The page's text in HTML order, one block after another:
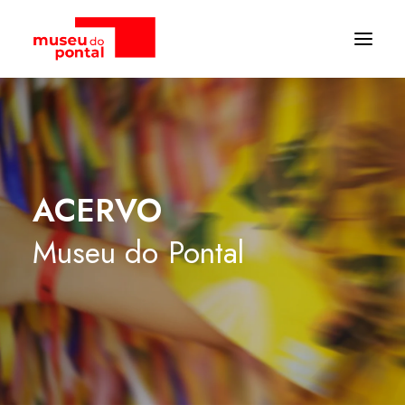
ACERVO
Museu do Pontal